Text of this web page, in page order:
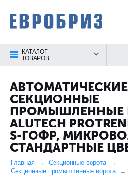
КАТАЛОГ
ТОВАРОВ
АВТОМАТИЧЕСКИЕ
СЕКЦИОННЫЕ
ПРОМЫШЛЕННЫЕ
ALUTECH
S-ГОФР,
СТАНДАРТНЫЕ
Главная
Секционные ворота
Секционные промышленные ворота